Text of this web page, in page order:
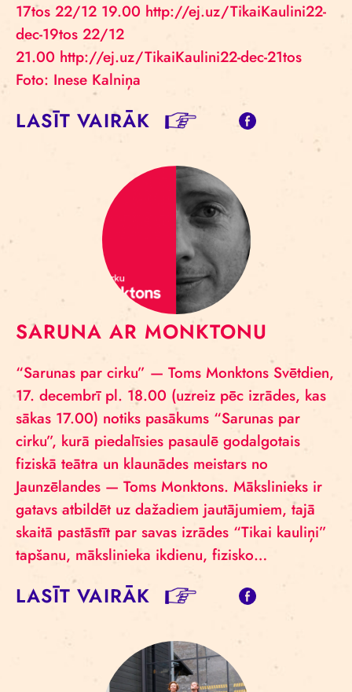
17tos 22/12 19.00 http://ej.uz/TikaiKaulini22-
dec-19tos 22/12
21.00 http://ej.uz/TikaiKaulini22-dec-21tos
Foto: Inese Kalniņa
LASĪT VAIRĀK
SARUNA AR MONKTONU
“Sarunas par cirku” — Toms Monktons Svētdien,
17. decembrī pl. 18.00 (uzreiz pēc izrādes, kas
sākas 17.00) notiks pasākums “Sarunas par
cirku”, kurā piedalīsies pasaulē godalgotais
fiziskā teātra un klaunādes meistars no
Jaunzēlandes — Toms Monktons. Mākslinieks ir
gatavs atbildēt uz dažadiem jautājumiem, tajā
skaitā pastāstīt par savas izrādes “Tikai kauliņi”
tapšanu, mākslinieka ikdienu, fizisko…
LASĪT VAIRĀK